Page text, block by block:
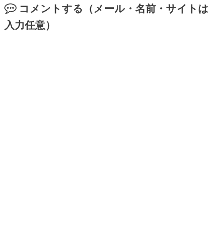
コメントする（メール・名前・サイトは
入力任意）